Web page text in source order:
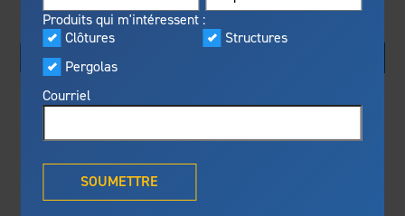
Produits qui m'intéressent :
Clôtures
Structures
Pergolas
Courriel
SOUMETTRE
En vedette
Fabriqué pour la sécurité
Fortress
contre les tempêtes et des
tranquilité d’esprit de longue
durée.
Voyez pourquoi nous sommes
Outdurable Living
Visualiseur
Galerie
Rechercher par :